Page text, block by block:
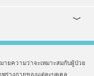
ายความว่าจะเหมาะสมกับผู้ป่วย
พร่างกายของแต่ละบุคคล